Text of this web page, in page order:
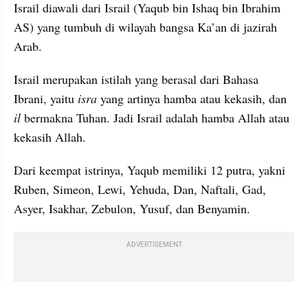
Israil diawali dari Israil (Yaqub bin Ishaq bin Ibrahim
AS) yang tumbuh di wilayah bangsa Ka’an di jazirah
Arab.
Israil merupakan istilah yang berasal dari Bahasa
Ibrani, yaitu isra
il bermakna Tuhan. Jadi Israil adalah hamba Allah atau
kekasih Allah.
Dari keempat istrinya, Yaqub memiliki 12 putra, yakni
Ruben, Simeon, Lewi, Yehuda, Dan, Naftali, Gad,
Asyer, Isakhar, Zebulon, Yusuf, dan Benyamin.
ADVERTISEMENT